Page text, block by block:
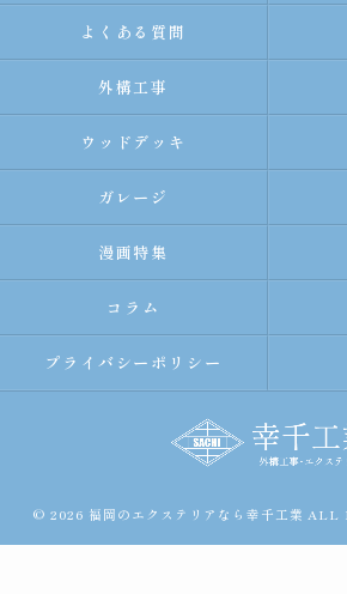
よくある質問
外構工事
ウッドデッキ
ガレージ
漫画特集
コラム
プライバシーポリシー
© 2026 福岡のエクステリアなら幸千工業